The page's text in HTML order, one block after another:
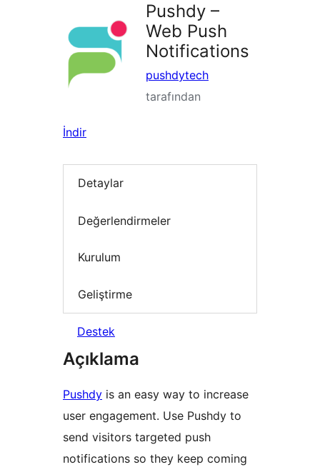
Pushdy –
Web Push
Notifications
pushdytech
tarafından
İndir
Detaylar
Değerlendirmeler
Kurulum
Geliştirme
Destek
Açıklama
Pushdy is an easy way to increase
user engagement. Use Pushdy to
send visitors targeted push
notifications so they keep coming